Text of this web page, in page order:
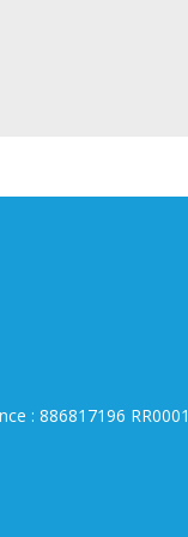
: 886817196 RR0001